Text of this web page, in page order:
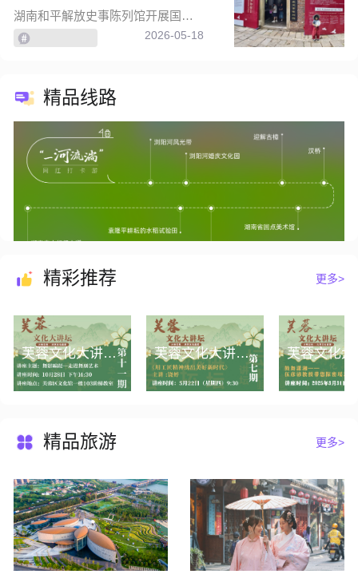
湖南和平解放史事陈列馆开展国际博物馆日主题活动
2026-05-18
精品线路
精彩推荐 更多>
芙蓉文化大讲坛第十一期丨舞影蹁跹——走进舞剧艺术 芙蓉文化大讲坛第七期丨《用工匠精神绣出美好新时代》
精品旅游 更多>